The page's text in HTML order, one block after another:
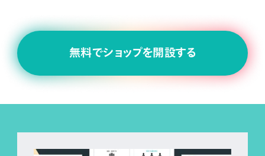
無料でショップを開設する